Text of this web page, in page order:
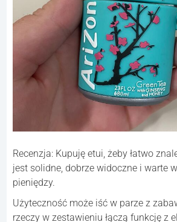
Recenzja: Kupuję etui, żeby łatwo
jest solidne, dobrze widoczne i warte
pieniędzy.
Użyteczność może iść w parze z
rzeczy w zestawieniu łączą funkcję z